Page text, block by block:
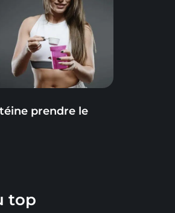
prendre le
top